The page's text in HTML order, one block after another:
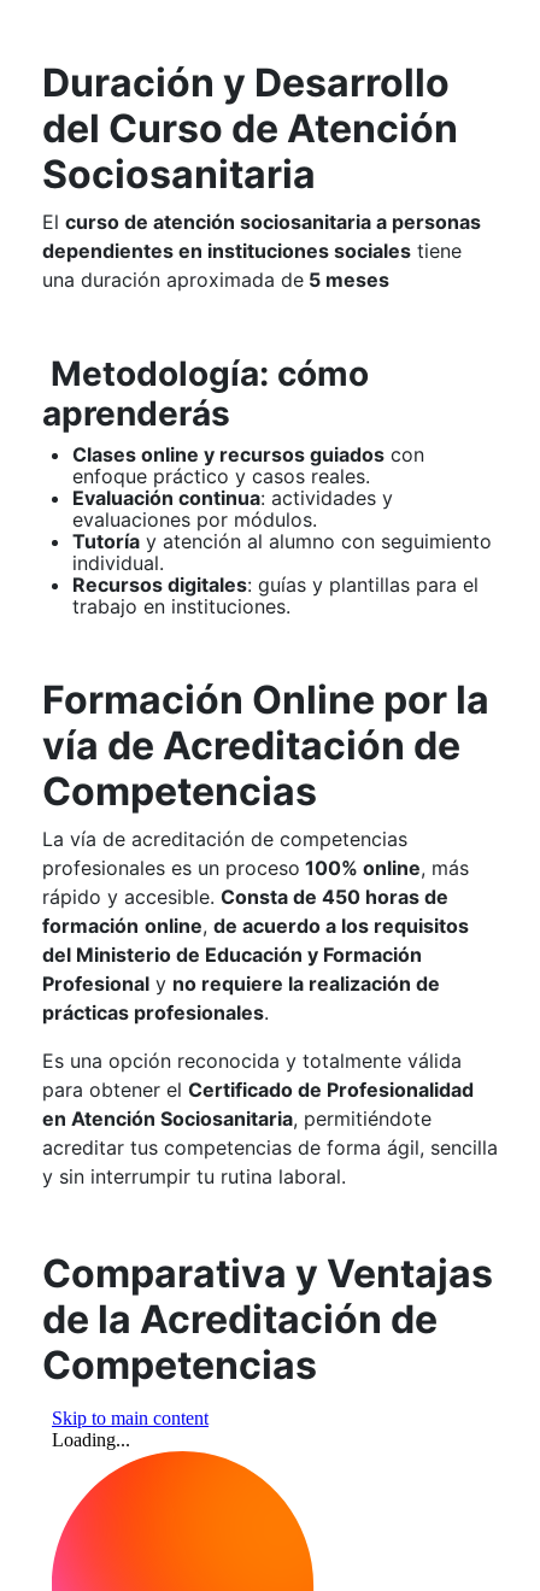
Duración y Desarrollo
del Curso de Atención
Sociosanitaria
El curso de atención sociosanitaria a personas
dependientes en instituciones sociales tiene
una duración aproximada de 5 meses
Metodología: cómo
aprenderás
Clases online y recursos guiados con
enfoque práctico y casos reales.
Evaluación continua: actividades y
evaluaciones por módulos.
Tutoría y atención al alumno con seguimiento
individual.
Recursos digitales: guías y plantillas para el
trabajo en instituciones.
Formación Online por la
vía de Acreditación de
Competencias
La vía de acreditación de competencias
profesionales es un proceso 100% online, más
rápido y accesible. Consta de 450 horas de
formación online, de acuerdo a los requisitos
del Ministerio de Educación y Formación
Profesional y no requiere la realización de
prácticas profesionales.
Es una opción reconocida y totalmente válida
para obtener el Certificado de Profesionalidad
en Atención Sociosanitaria, permitiéndote
acreditar tus competencias de forma ágil, sencilla
y sin interrumpir tu rutina laboral.
Comparativa y Ventajas
de la Acreditación de
Competencias